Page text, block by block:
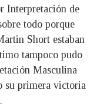
Interpretación de
todo porque
Short estaban
tampoco pudo
Masculina
su primera victoria